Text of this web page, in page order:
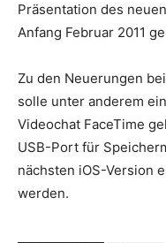
Präsentation des
Anfang Februar 2011
Zu den Neuerungen
solle unter anderem
Videochat FaceTime
USB-Port für
nächsten iOS-Version
werden.